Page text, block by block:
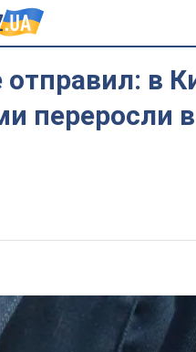
отправил: в
переросли в